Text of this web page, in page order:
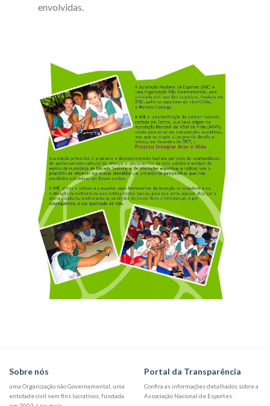
envolvidas.
Sobre nós
uma Organização não Governamental, uma
entidade civil sem fins lucrativos, fundada
Portal da Transparência
Confira as informações detalhados sobre a
Associação Nacional de Esportes.